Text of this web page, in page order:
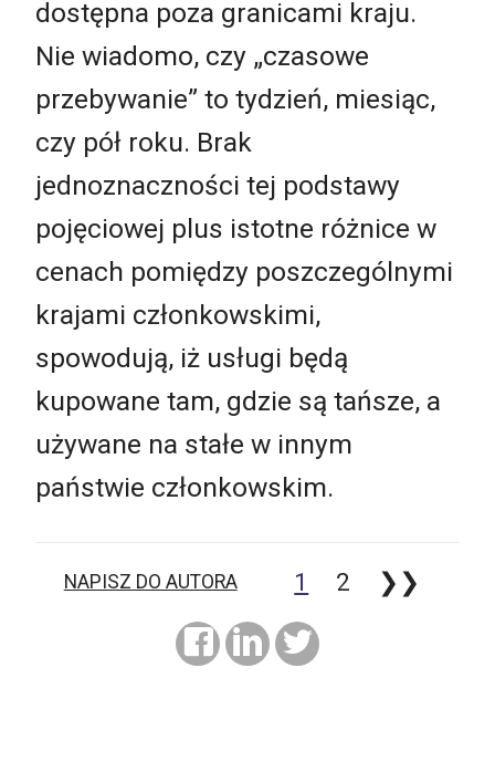
dostępna poza granicami kraju.
Nie wiadomo, czy „czasowe
przebywanie” to tydzień, miesiąc,
czy pół roku. Brak
jednoznaczności tej podstawy
pojęciowej plus istotne różnice w
cenach pomiędzy poszczególnymi
krajami członkowskimi,
spowodują, iż usługi będą
kupowane tam, gdzie są tańsze, a
używane na stałe w innym
państwie członkowskim.
NAPISZ DO AUTORA 1 2 ❯❯